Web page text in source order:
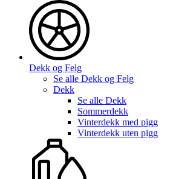
Dekk og Felg
Se alle Dekk og Felg
Dekk
Se alle Dekk
Sommerdekk
Vinterdekk med pigg
Vinterdekk uten pigg